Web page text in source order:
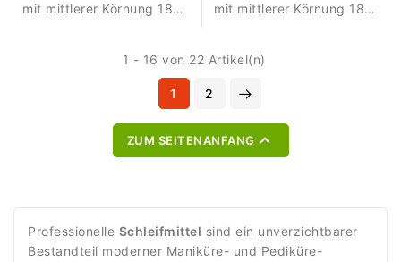
mit mittlerer Körnung 180
mit mittlerer Körnung 180
Vorbereiten.
1 - 16 von 22 Artikel(n)
1 2
ZUM SEITENANFANG 
Professionelle Schleifmittel sind ein unverzichtbarer
Bestandteil moderner Maniküre- und Pediküre-